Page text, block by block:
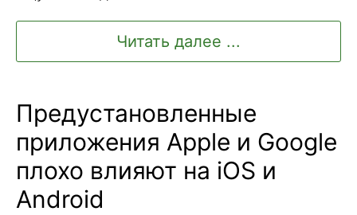
Читать далее ...
Предустановленные
приложения Apple и Google
плохо влияют на iOS и
Android